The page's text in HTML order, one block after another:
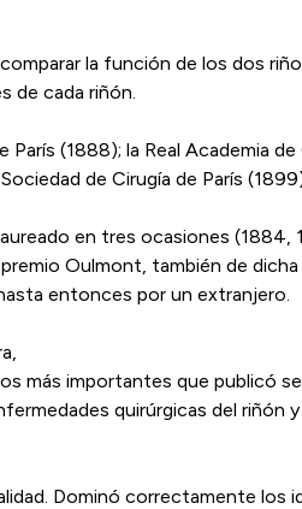
la función de los dos
de cada riñón.
(1888); la Real Academia de
de Cirugía de París
en tres ocasiones (1884,
Oulmont, también de dicha
entonces por un extranjero.
más importantes que publicó se
quirúrgicas del riñón
Dominó correctamente los